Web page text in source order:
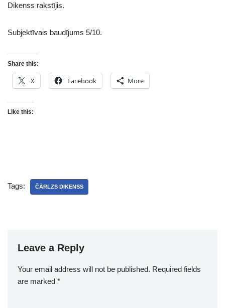
Dikenss rakstījis.
Subjektīvais baudījums 5/10.
Share this:
X Facebook More
Like this:
Tags: ČĀRLZS DIKENSS
Leave a Reply
Your email address will not be published. Required fields
are marked *